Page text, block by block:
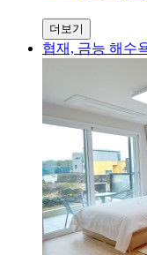
더보기
협재, 금능 해수